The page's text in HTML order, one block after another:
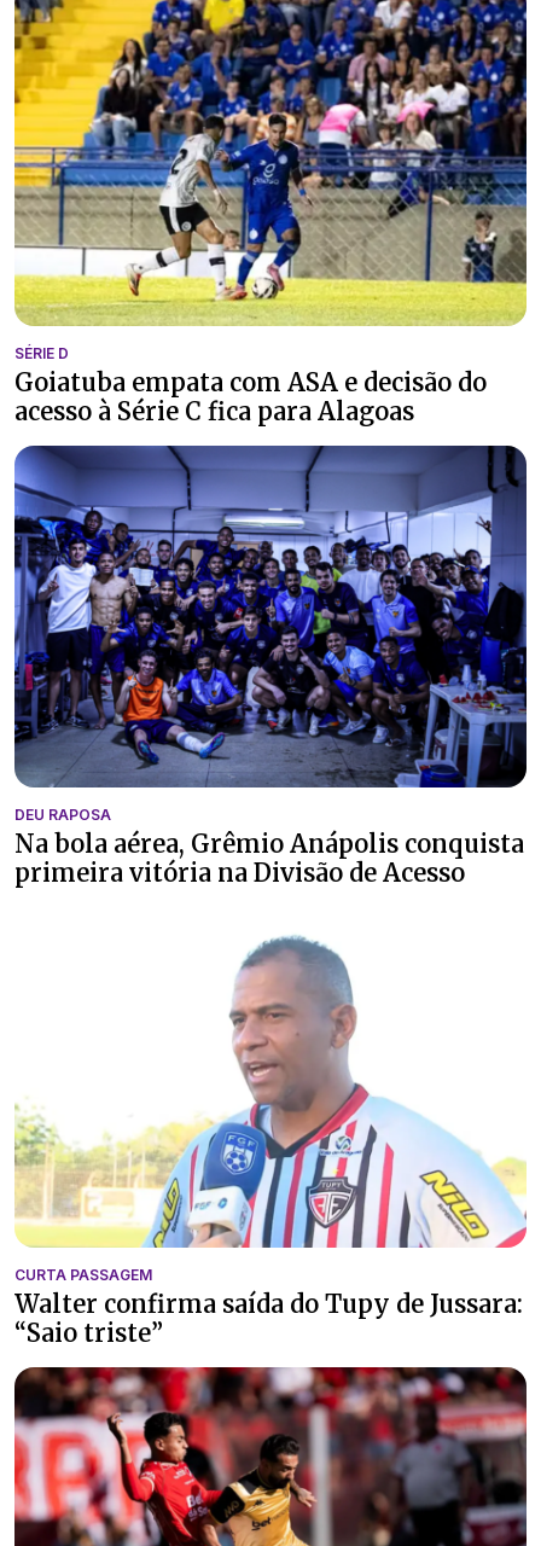
SÉRIE D
Goiatuba empata com ASA e decisão do
acesso à Série C fica para Alagoas
DEU RAPOSA
Na bola aérea, Grêmio Anápolis conquista
primeira vitória na Divisão de Acesso
CURTA PASSAGEM
Walter confirma saída do Tupy de Jussara:
“Saio triste”